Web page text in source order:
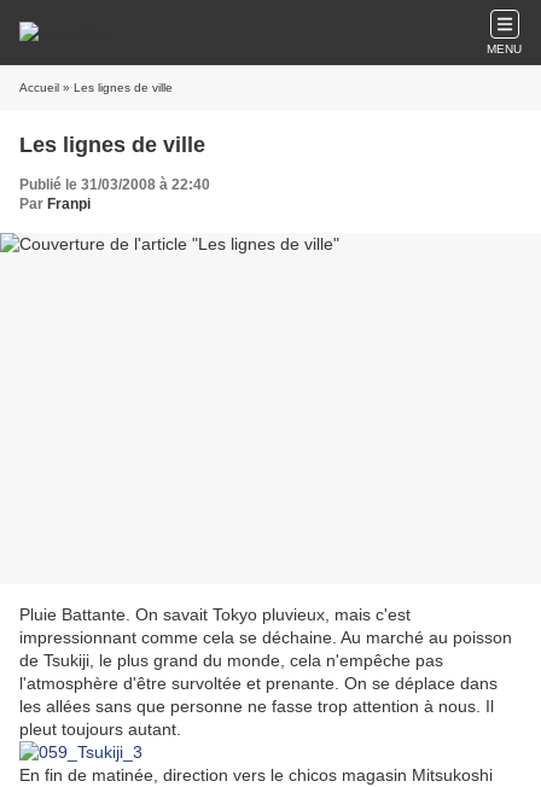
MENU
Accueil » Les lignes de ville
Les lignes de ville
Publié le 31/03/2008 à 22:40
Par Franpi
Pluie Battante. On savait Tokyo pluvieux, mais c'est
impressionnant comme cela se déchaine. Au marché au poisson
de Tsukiji, le plus grand du monde, cela n'empêche pas
l'atmosphère d'être survoltée et prenante. On se déplace dans
les allées sans que personne ne fasse trop attention à nous. Il
pleut toujours autant.
En fin de matinée, direction vers le chicos magasin Mitsukoshi